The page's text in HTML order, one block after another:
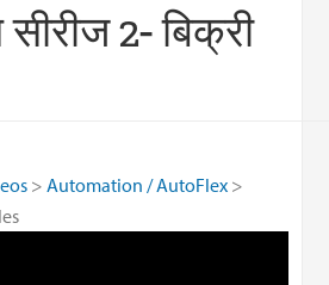
2- बिक्री
Automation / AutoFlex